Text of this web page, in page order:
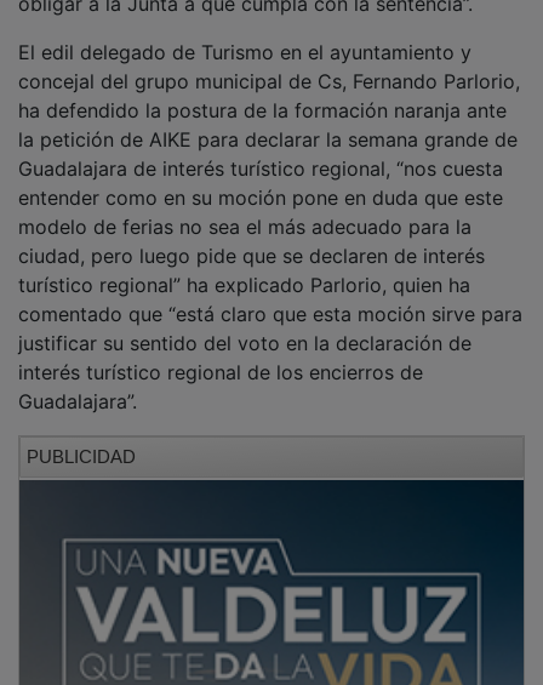
concejal del grupo municipal de Cs, Fernando Parlorio,
ha defendido la postura de la formación naranja ante
la petición de AIKE para declarar la semana grande de
Guadalajara de interés turístico regional, “nos cuesta
entender como en su moción pone en duda que este
modelo de ferias no sea el más adecuado para la
ciudad, pero luego pide que se declaren de interés
turístico regional” ha explicado Parlorio, quien ha
comentado que “está claro que esta moción sirve para
justificar su sentido del voto en la declaración de
interés turístico regional de los encierros de
Guadalajara”.